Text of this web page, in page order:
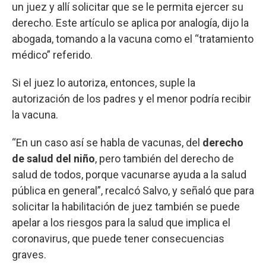
un juez y allí solicitar que se le permita ejercer su
derecho. Este artículo se aplica por analogía, dijo la
abogada, tomando a la vacuna como el “tratamiento
médico” referido.
Si el juez lo autoriza, entonces, suple la
autorización de los padres y el menor podría recibir
la vacuna.
“En un caso así se habla de vacunas, del derecho
de salud del niño, pero también del derecho de
salud de todos, porque vacunarse ayuda a la salud
pública en general”, recalcó Salvo, y señaló que para
solicitar la habilitación de juez también se puede
apelar a los riesgos para la salud que implica el
coronavirus, que puede tener consecuencias
graves.